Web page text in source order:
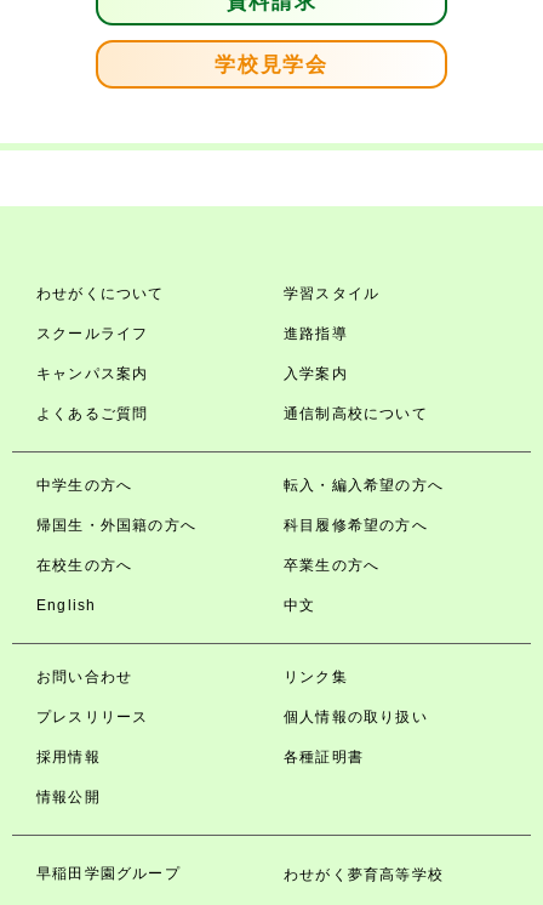
学校見学会
わせがくについて 学習スタイル
スクールライフ 進路指導
キャンパス案内 入学案内
よくあるご質問 通信制高校について
中学生の方へ 転入・編入希望の方へ
帰国生・外国籍の方へ 科目履修希望の方へ
在校生の方へ 卒業生の方へ
English 中文
お問い合わせ リンク集
プレスリリース 個人情報の取り扱い
採用情報 各種証明書
情報公開
早稲田学園グループ わせがく夢育高等学校